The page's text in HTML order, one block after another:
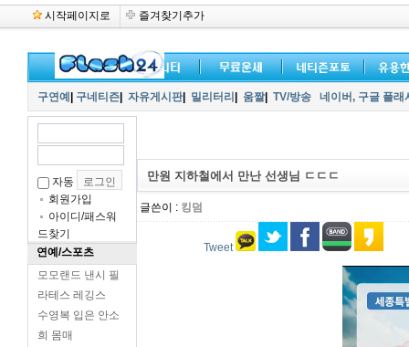
시작페이지로 즐겨찾기추가
구연예 구네티즌 자유게시판| 밀리터리 움짤| TV/방송 네이버, 구글 플
자동
회원가입
아이디/패스워
드찾기
연예/스포츠
모모랜드 낸시 필
라테스 레깅스
수영복 입은 안소
희 몸매
만원 지하철에서 만난 선생님 ㄷㄷㄷ
글쓴이 : 킹덤
Tweet